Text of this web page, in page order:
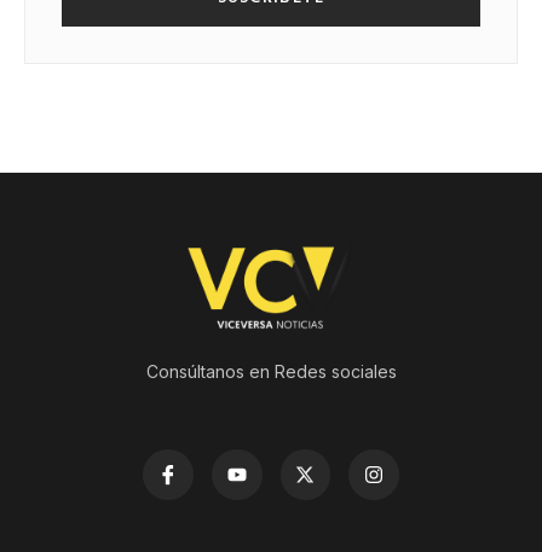
Consúltanos en Redes sociales